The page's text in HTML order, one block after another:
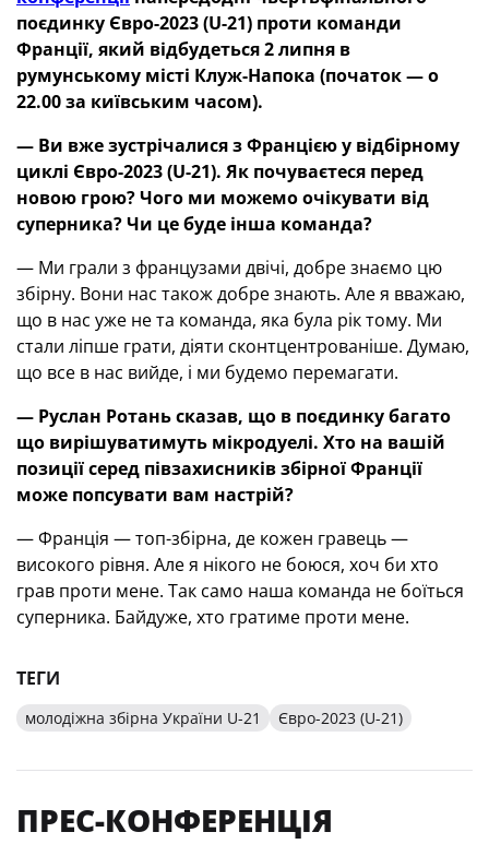
поєдинку Євро-2023 (U-21) проти команди
Франції, який відбудеться 2 липня в
румунському місті Клуж-Напока (початок — о
22.00 за київським часом).
— Ви вже зустрічалися з Францією у відбірному
циклі Євро-2023 (U-21). Як почуваєтеся перед
новою грою? Чого ми можемо очікувати від
суперника? Чи це буде інша команда?
— Ми грали з французами двічі, добре знаємо цю
збірну. Вони нас також добре знають. Але я вважаю,
що в нас уже не та команда, яка була рік тому. Ми
стали ліпше грати, діяти сконтцентрованіше. Думаю,
що все в нас вийде, і ми будемо перемагати.
— Руслан Ротань сказав, що в поєдинку багато
що вирішуватимуть мікродуелі. Хто на вашій
позиції серед півзахисників збірної Франції
може попсувати вам настрій?
— Франція — топ-збірна, де кожен гравець —
високого рівня. Але я нікого не боюся, хоч би хто
грав проти мене. Так само наша команда не боїться
суперника. Байдуже, хто гратиме проти мене.
ТЕГИ
молодіжна збірна України U-21 Євро-2023 (U-21)
ПРЕС-КОНФЕРЕНЦІЯ